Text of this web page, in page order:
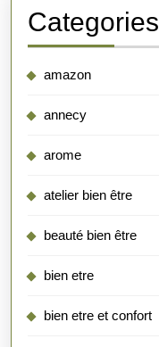
Categories
amazon
annecy
arome
atelier bien être
beauté bien être
bien etre
bien etre et confort